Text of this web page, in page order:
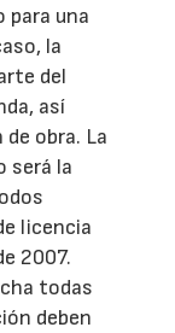
para una
la
del
así
obra. La
será la
licencia
2007.
todas
deben